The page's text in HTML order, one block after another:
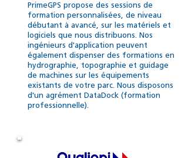
PrimeGPS propose des sessions de
formation personnalisées, de niveau
débutant à avancé, sur les matériels et
logiciels que nous distribuons. Nos
ingénieurs d'application peuvent
également dispenser des formations en
hydrographie, topographie et guidage
de machines sur les équipements
existants de votre parc. Nous disposons
d'un agrément DataDock (formation
professionnelle).